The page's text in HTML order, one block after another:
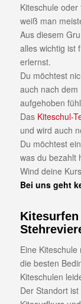
Kiteschule
weiß man
Aus diesem
alles wichtig ist
erlernst.
Du möchtest
auch nach dem
aufgehoben
Das Kiteschul-
und wird auch
Du möchtest
was du bezahlt
Wind deine
Bei uns geht
Eine
die besten
Kiteschulen
Der Standort